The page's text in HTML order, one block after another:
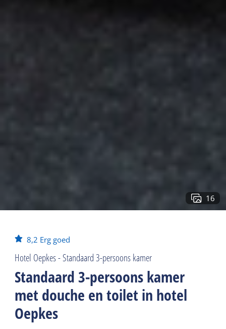
16
8,2 Erg goed
Hotel Oepkes - Standaard 3-persoons kamer
Standaard 3-persoons kamer
met douche en toilet in hotel
Oepkes